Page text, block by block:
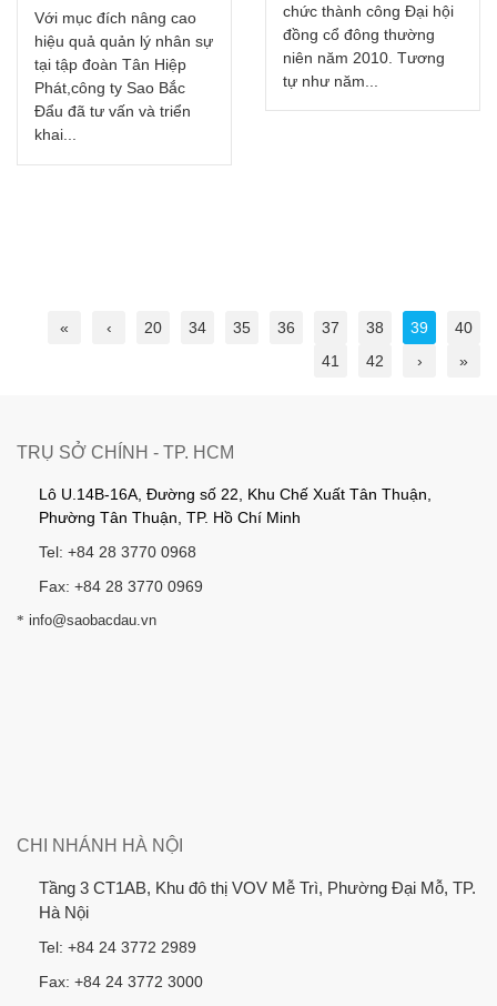
Với mục đích nâng cao
hiệu quả quản lý nhân sự
tại tập đoàn Tân Hiệp
Phát,công ty Sao Bắc
Đẩu đã tư vấn và triển
khai...
chức thành công Đại hội
đồng cổ đông thường
niên năm 2010. Tương
tự như năm...
« ‹ 20 34 35 36 37 38 39
40
41
42 › »
TRỤ SỞ CHÍNH - TP. HCM
Lô U.14B-16A, Đường số 22, Khu Chế Xuất Tân Thuận,
Phường Tân Thuận, TP. Hồ Chí Minh
Tel: +84 28 3770 0968
Fax: +84 28 3770 0969
* info@saobacdau.vn
CHI NHÁNH HÀ NỘI
Tầng 3 CT1AB, Khu đô thị VOV Mễ Trì, Phường Đại Mỗ, TP.
Hà Nội
Tel: +84 24 3772 2989
Fax: +84 24 3772 3000